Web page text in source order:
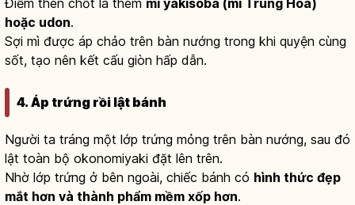
Điểm then chốt là thêm mì yakisoba (mì Trung Hoa)
hoặc udon.
Sợi mì được áp chảo trên bàn nướng trong khi quyện cùng
sốt, tạo nên kết cấu giòn hấp dẫn.
4. Áp trứng rồi lật bánh
Người ta tráng một lớp trứng mỏng trên bàn nướng, sau đó
lật toàn bộ okonomiyaki đặt lên trên.
Nhờ lớp trứng ở bên ngoài, chiếc bánh có hình thức đẹp
mắt hơn và thành phẩm mềm xốp hơn.